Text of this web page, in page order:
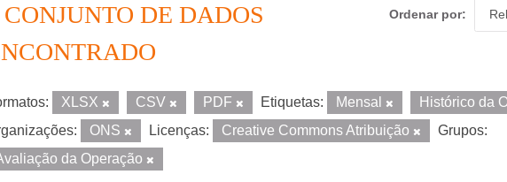
Ordenar por
CONJUNTO DE DADOS
XLSX CSV PDF Etiquetas: Mensal Histórico da
ONS Licenças: Creative Commons Atribuição
Grupos:
da Operação